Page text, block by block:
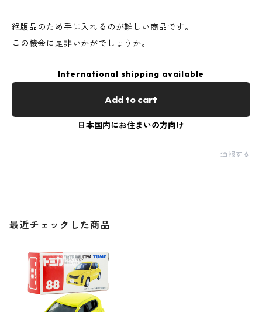
絶版品のため手に入れるのが難しい商品です。
この機会に是非いかがでしょうか。
International shipping available
Add to cart
日本国内にお住まいの方向け
通報する
最近チェックした商品